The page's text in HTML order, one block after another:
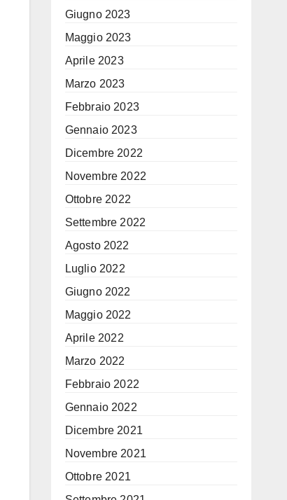
Giugno 2023
Maggio 2023
Aprile 2023
Marzo 2023
Febbraio 2023
Gennaio 2023
Dicembre 2022
Novembre 2022
Ottobre 2022
Settembre 2022
Agosto 2022
Luglio 2022
Giugno 2022
Maggio 2022
Aprile 2022
Marzo 2022
Febbraio 2022
Gennaio 2022
Dicembre 2021
Novembre 2021
Ottobre 2021